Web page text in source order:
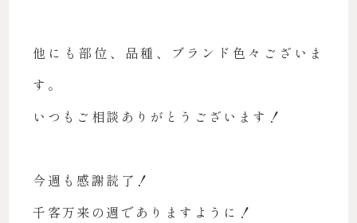
他にも部位、品種、ブランド色々ございま
す。
いつもご相談ありがとうございます！
今週も感謝読了！
千客万来の週でありますように！